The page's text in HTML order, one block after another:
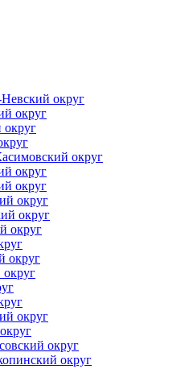
округ
округ
округ
округ
округ
округ
округ
округ
округ
округ
округ
округ
округ